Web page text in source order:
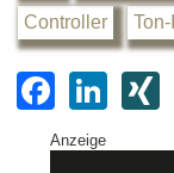
Controller
F
a
c
Li
k
Anzeige